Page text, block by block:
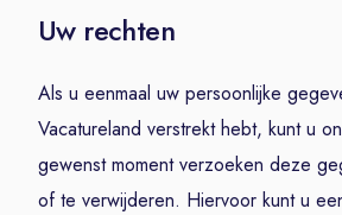
Uw rechten
Als u eenmaal uw persoonlijke
Vacatureland verstrekt hebt, kunt u
gewenst moment verzoeken deze
of te verwijderen. Hiervoor kunt u